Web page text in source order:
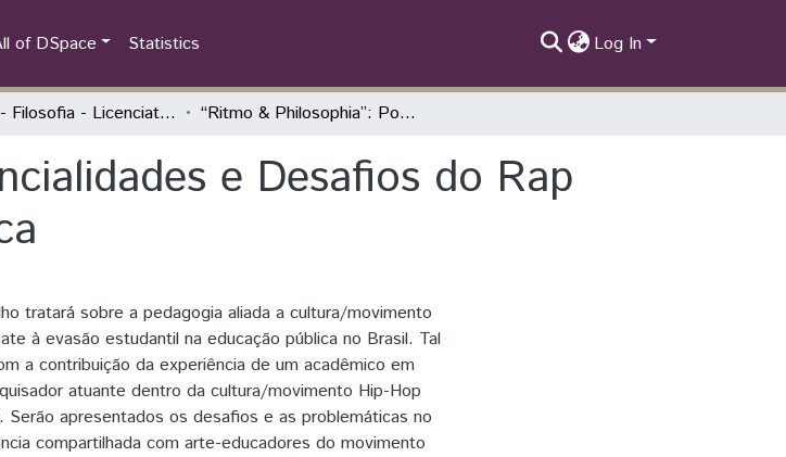
of DSpace Statistics Log In
TCC - Filosofia - Licenciatura “Ritmo & Philosophia”: Potencialidades e Desafios do Rap como Ferramenta Pedagógica
e Desafios do Rap
tratará sobre a pedagogia aliada a cultura/movimento
à evasão estudantil na educação pública no Brasil. Tal
a contribuição da experiência de um acadêmico em
atuante dentro da cultura/movimento Hip-Hop
Serão apresentados os desafios e as problemáticas no
compartilhada com arte-educadores do movimento